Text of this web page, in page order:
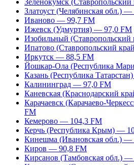
Зеленокумск
Златоуст (Челябинская обл.)
Иваново — 99,7 FM
Ижевск (Удмуртия) — 97,0 FM
Изобильный
Ипатово (Ставропольский
Иркутск — 88,5 FM
Йошкар-Ола (Республика
Казань (Республика
Калининград — 97,0 FM
Каневская (Краснодарский
Карачаевск (Карачаево-
FM
Кемерово — 104,3 FM
Керчь (Республика Крым) —
Кинешма (Ивановская обл.) —
Киров — 90,8 FM
Кирсанов (Тамбовская обл.)